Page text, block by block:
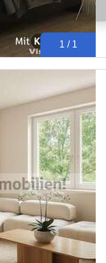
1 / 1